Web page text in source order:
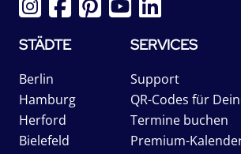
STÄDTE
Berlin
Hamburg
Herford
Bielefeld
SERVICES
Support
QR-Codes für
Termine buchen
Premium-